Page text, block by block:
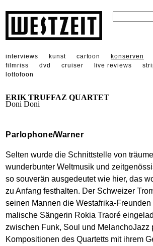
interviews kunst cartoon konserven
filmriss
dvd cruiser live reviews
lottofoon
ERIK TRUFFAZ QUARTET
Doni Doni
Parlophone/Warner
Selten wurde die Schnittstelle von
wunderbunter Weltmusik und
so souverän ausgedeutet wie hier, das
zu Anfang festhalten. Der Schweizer
seinen Mannen die Westafrika-
malische Sängerin Rokia Traoré
zwischen Funk, Soul und MelanchoJazz
Kompositionen des Quartetts mit ihrem